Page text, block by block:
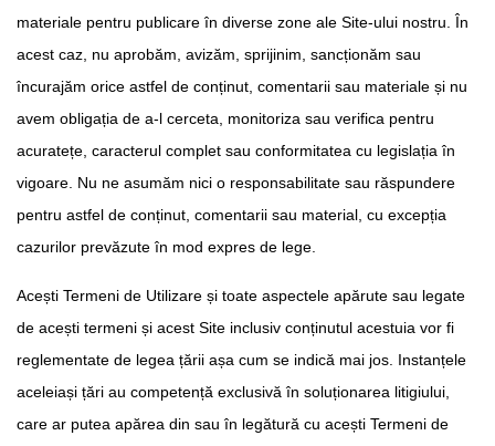
materiale pentru publicare în diverse zone ale Site-ului nostru. În
acest caz, nu aprobăm, avizăm, sprijinim, sancționăm sau
încurajăm orice astfel de conținut, comentarii sau materiale și nu
avem obligația de a-l cerceta, monitoriza sau verifica pentru
acuratețe, caracterul complet sau conformitatea cu legislația în
vigoare. Nu ne asumăm nici o responsabilitate sau răspundere
pentru astfel de conținut, comentarii sau material, cu excepția
cazurilor prevăzute în mod expres de lege.
Acești Termeni de Utilizare și toate aspectele apărute sau legate
de acești termeni și acest Site inclusiv conținutul acestuia vor fi
reglementate de legea țării așa cum se indică mai jos. Instanțele
aceleiași țări au competență exclusivă în soluționarea litigiului,
care ar putea apărea din sau în legătură cu acești Termeni de